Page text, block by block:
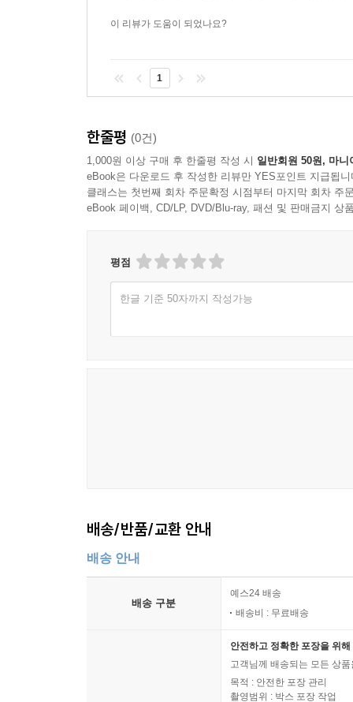
이 리뷰가 도움이 되었나요?
1
한줄평 (0건)
1,000원 이상 구매 후 한줄평 작성 시 일반회원 50원, 마니
eBook은 다운로드 후 작성한 리뷰만 YES포인트 지급됩니
클래스는 첫번째 회차 주문확정 시점부터 마지막 회차 주
eBook 페이백, CD/LP, DVD/Blu-ray, 패션 및 판매금지 상
평점
한글 기준 50자까지 작성가능
배송/반품/교환 안내
배송 안내
배송 구분
예스24 배송
배송비 : 무료배송
안전하고 정확한 포장을 위
고객님께 배송되는 모든 상
목적 : 안전한 포장 관리
촬영범위 : 박스 포장 작업